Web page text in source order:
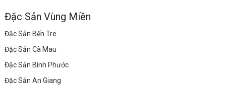
Đặc Sản Vùng Miền
Đặc Sản Bến Tre
Đặc Sản Cà Mau
Đặc Sản Bình Phước
Đặc Sản An Giang